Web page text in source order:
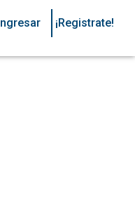
Ingresar ¡Registrate!